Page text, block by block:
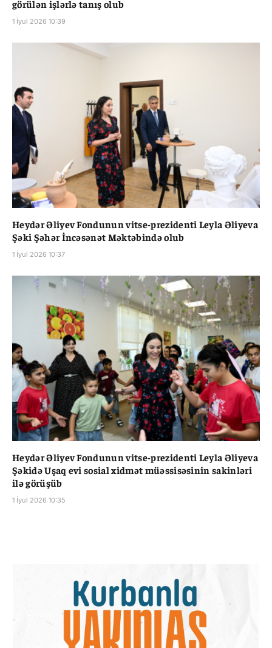
görülən işlərlə tanış olub
1 İyul 2026 10:39
Heydər Əliyev Fondunun vitse-prezidenti Leyla Əliyeva
Şəki Şəhər İncəsənət Məktəbində olub
1 İyul 2026 10:37
Heydər Əliyev Fondunun vitse-prezidenti Leyla Əliyeva
Şəkidə Uşaq evi sosial xidmət müəssisəsinin sakinləri
ilə görüşüb
1 İyul 2026 10:35